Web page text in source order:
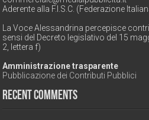
Aderente alla F.I.S.C. (Federazione
La Voce Alessandrina percepisce
sensi del Decreto legislativo del 15
2, lettera f)
Amministrazione trasparente
Pubblicazione dei Contributi Pubblici
Recent Comments